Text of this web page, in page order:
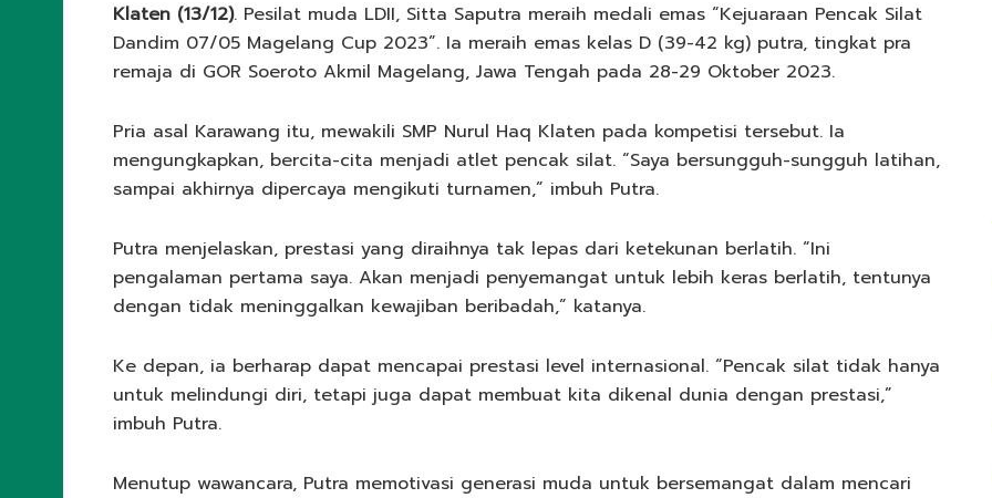
Klaten (13/12). Pesilat muda LDII, Sitta Saputra meraih medali emas “Kejuaraan Pencak Silat
Dandim 07/05 Magelang Cup 2023”. Ia meraih emas kelas D (39-42 kg) putra, tingkat pra
remaja di GOR Soeroto Akmil Magelang, Jawa Tengah pada 28-29 Oktober 2023.
Pria asal Karawang itu, mewakili SMP Nurul Haq Klaten pada kompetisi tersebut. Ia
mengungkapkan, bercita-cita menjadi atlet pencak silat. “Saya bersungguh-sungguh latihan,
sampai akhirnya dipercaya mengikuti turnamen,” imbuh Putra.
Putra menjelaskan, prestasi yang diraihnya tak lepas dari ketekunan berlatih. “Ini
pengalaman pertama saya. Akan menjadi penyemangat untuk lebih keras berlatih, tentunya
dengan tidak meninggalkan kewajiban beribadah,” katanya.
Ke depan, ia berharap dapat mencapai prestasi level internasional. “Pencak silat tidak hanya
untuk melindungi diri, tetapi juga dapat membuat kita dikenal dunia dengan prestasi,”
imbuh Putra.
Menutup wawancara, Putra memotivasi generasi muda untuk bersemangat dalam mencari